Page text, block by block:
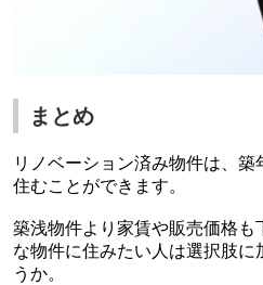
まとめ
リノベーション済み物件は、
住むことができます。
築浅物件より家賃や販売価格も
な物件に住みたい人は選択肢に
うか。